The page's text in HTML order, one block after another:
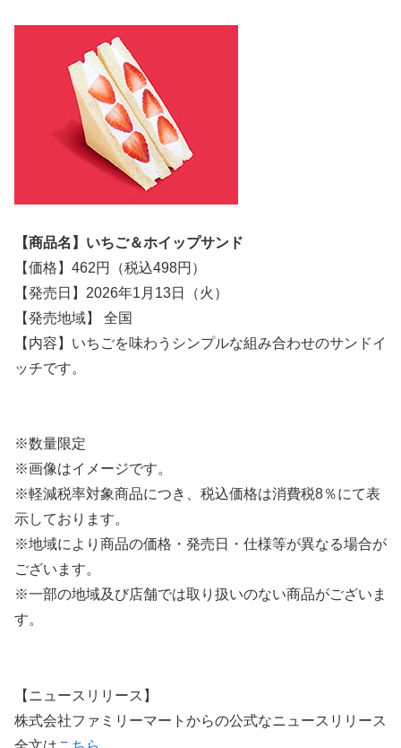
【商品名】いちご＆ホイップサンド
【価格】462円（税込498円）
【発売日】2026年1月13日（火）
【発売地域】 全国
【内容】いちごを味わうシンプルな組み合わせのサンドイ
ッチです。
※数量限定
※画像はイメージです。
※軽減税率対象商品につき、税込価格は消費税8％にて表
示しております。
※地域により商品の価格・発売日・仕様等が異なる場合が
ございます。
※一部の地域及び店舗では取り扱いのない商品がございま
す。
【ニュースリリース】
株式会社ファミリーマートからの公式なニュースリリース